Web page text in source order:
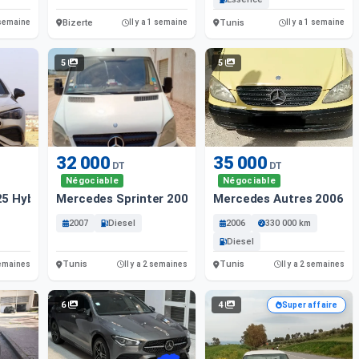
Bizerte Il y a 1 semaine Tunis Il y a 1 semaine
Hybride
5
32 000 DT
Négociable
Mercedes Sprinter 2007 Diesel
2007 Diesel
Tunis Il y a 2 semaines
5
35 000 DT
Négociable
Mercedes Autres 2006
2006
330 000 km
Diesel
Tunis Il y a 2 semaines
6 4 Super affaire